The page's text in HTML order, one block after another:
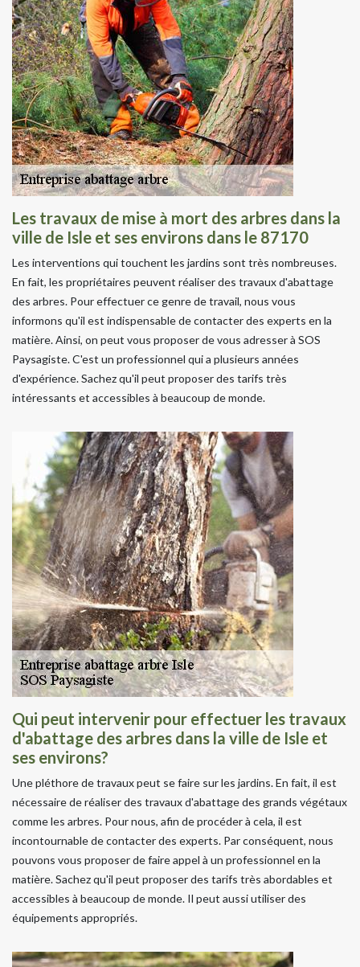
Les travaux de mise à mort des arbres dans la
ville de Isle et ses environs dans le 87170
Les interventions qui touchent les jardins sont très nombreuses.
En fait, les propriétaires peuvent réaliser des travaux d'abattage
des arbres. Pour effectuer ce genre de travail, nous vous
informons qu'il est indispensable de contacter des experts en la
matière. Ainsi, on peut vous proposer de vous adresser à SOS
Paysagiste. C'est un professionnel qui a plusieurs années
d'expérience. Sachez qu'il peut proposer des tarifs très
intéressants et accessibles à beaucoup de monde.
Qui peut intervenir pour effectuer les travaux
d'abattage des arbres dans la ville de Isle et
ses environs?
Une pléthore de travaux peut se faire sur les jardins. En fait, il est
nécessaire de réaliser des travaux d'abattage des grands végétaux
comme les arbres. Pour nous, afin de procéder à cela, il est
incontournable de contacter des experts. Par conséquent, nous
pouvons vous proposer de faire appel à un professionnel en la
matière. Sachez qu'il peut proposer des tarifs très abordables et
accessibles à beaucoup de monde. Il peut aussi utiliser des
équipements appropriés.